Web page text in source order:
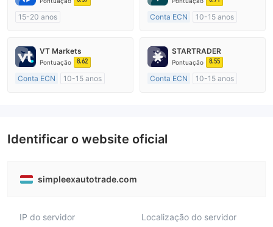
15-20 anos
Market Marketing (MM)
Autopesquisa
Conta ECN
10-15 anos
Market Marketing (MM)
Etiqueta principal MT4
VT Markets
Pontuação 8.62
Conta ECN
10-15 anos
STARTRADER
Pontuação 8.55
Conta ECN
10-15 anos
Identificar o website oficial
simpleexautotrade.com
IP do servidor
Localização do servidor